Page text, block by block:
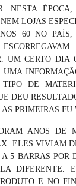
NESTA
LOJAS
60 NO
UM CERTO DIA
UMA
DE
DEU
PRIMEIRAS FU
ANOS DE
ELES VIVIAM
5 BARRAS POR
DIFERENTE.
E NO